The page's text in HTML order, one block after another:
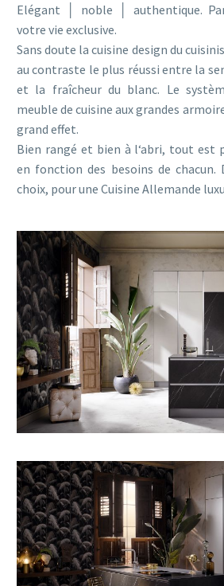
Elégant │ noble │ authentique.
votre vie exclusive.
Sans doute la cuisine design du
au contraste le plus réussi entre la
et la fraîcheur du blanc. Le
meuble de cuisine aux grandes
grand effet.
Bien rangé et bien à l‘abri, tout est
en fonction des besoins de chacun.
choix, pour une Cuisine Allemande